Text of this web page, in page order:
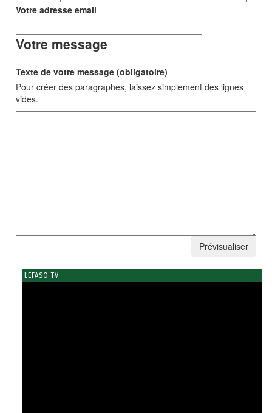
Votre adresse email
Votre message
Texte de votre message (obligatoire)
Pour créer des paragraphes, laissez simplement des lignes
vides.
LEFASO TV